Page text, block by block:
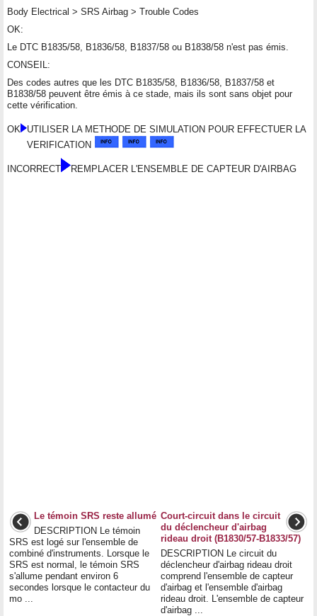
Body Electrical > SRS Airbag > Trouble Codes
OK:
Le DTC B1835/58, B1836/58, B1837/58 ou B1838/58 n'est pas émis.
CONSEIL:
Des codes autres que les DTC B1835/58, B1836/58, B1837/58 et
B1838/58 peuvent être émis à ce stade, mais ils sont sans objet pour
cette vérification.
OK
UTILISER LA METHODE DE SIMULATION POUR EFFECTUER LA
VERIFICATION
INCORRECT REMPLACER L'ENSEMBLE DE CAPTEUR D'AIRBAG
Le témoin SRS reste allumé
DESCRIPTION Le témoin
SRS est logé sur l'ensemble de
combiné d'instruments. Lorsque le
SRS est normal, le témoin SRS
s'allume pendant environ 6
secondes lorsque le contacteur du
mo ...
Court-circuit dans le circuit
du déclencheur d'airbag
rideau droit (B1830/57-B1833/57)
DESCRIPTION Le circuit du
déclencheur d'airbag rideau droit
comprend l'ensemble de capteur
d'airbag et l'ensemble d'airbag
rideau droit. L'ensemble de capteur
d'airbag ...